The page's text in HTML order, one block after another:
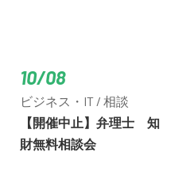
10/08
ビジネス・IT / 相談
【開催中止】弁理士 知
財無料相談会